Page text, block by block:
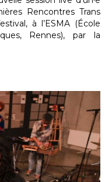
Rencontres Trans
à l’ESMA (École
Rennes), par la